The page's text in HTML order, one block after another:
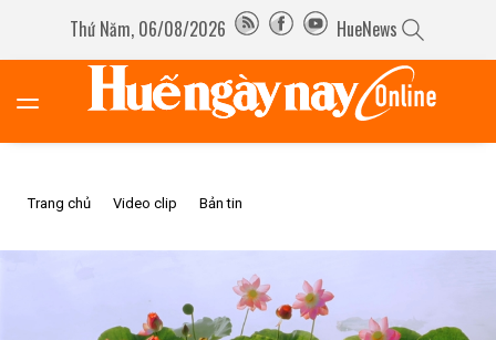
Thứ Năm, 06/08/2026 HueNews
Trang chủ Video clip Bản tin